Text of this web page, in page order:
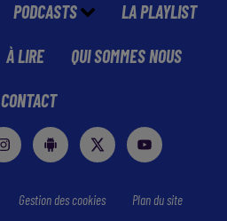
PODCASTS LA PLAYLIST
À LIRE QUI SOMMES NOUS
CONTACT
Gestion des cookies Plan du site